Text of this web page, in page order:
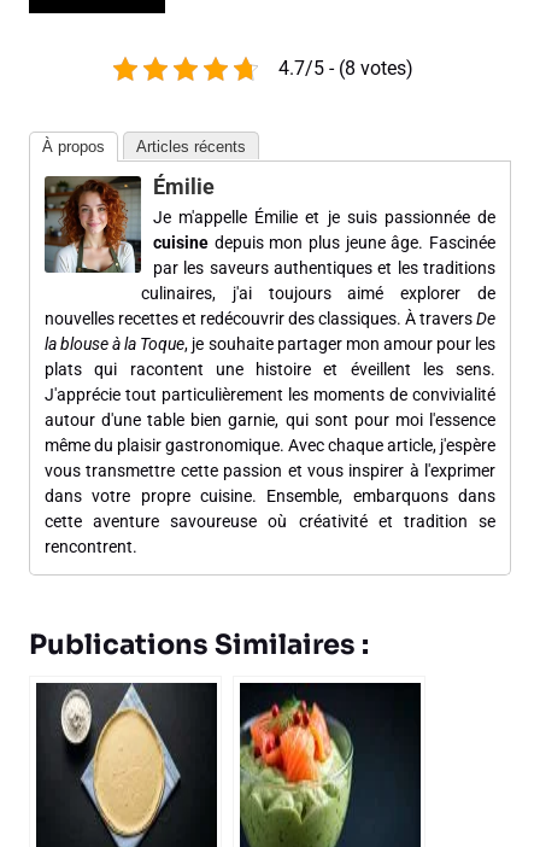
4.7/5 - (8 votes)
À propos Articles récents
Émilie
Je m'appelle Émilie et je suis passionnée de
cuisine depuis mon plus jeune âge. Fascinée
par les saveurs authentiques et les traditions
culinaires, j'ai toujours aimé explorer de
nouvelles recettes et redécouvrir des classiques. À traversDe
la blouse à la Toque, je souhaite partager mon amour pour les
plats qui racontent une histoire et éveillent les sens.
J'apprécie tout particulièrement les moments de convivialité
autour d'une table bien garnie, qui sont pour moi l'essence
même du plaisir gastronomique. Avec chaque article, j'espère
vous transmettre cette passion et vous inspirer à l'exprimer
dans votre propre cuisine. Ensemble, embarquons dans
cette aventure savoureuse où créativité et tradition se
rencontrent.
Publications Similaires :